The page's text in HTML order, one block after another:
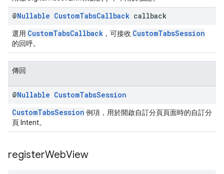
@Nullable CustomTabsCallback callback
選用 CustomTabsCallback ，可接收 CustomTabsSession
的回呼。
傳回
@Nullable CustomTabsSession
CustomTabsSession 例項，用於開啟自訂分頁頁面時的自訂分
頁 Intent。
registerWebView